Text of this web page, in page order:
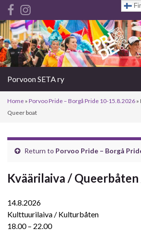
Search for:
Porvoon SETA ry
Home » Porvoo Pride – Borgå Pride 10-15.8.2026 »
Queer boat
Return to Porvoo Pride – Borgå
Kväärilaiva /
14.8.2026
Kulttuurilaiva / Kulturbåten
18.00 – 22.00